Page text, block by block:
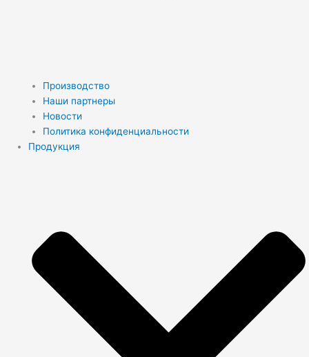
Производство
Наши партнеры
Новости
Политика конфиденциальности
Продукция